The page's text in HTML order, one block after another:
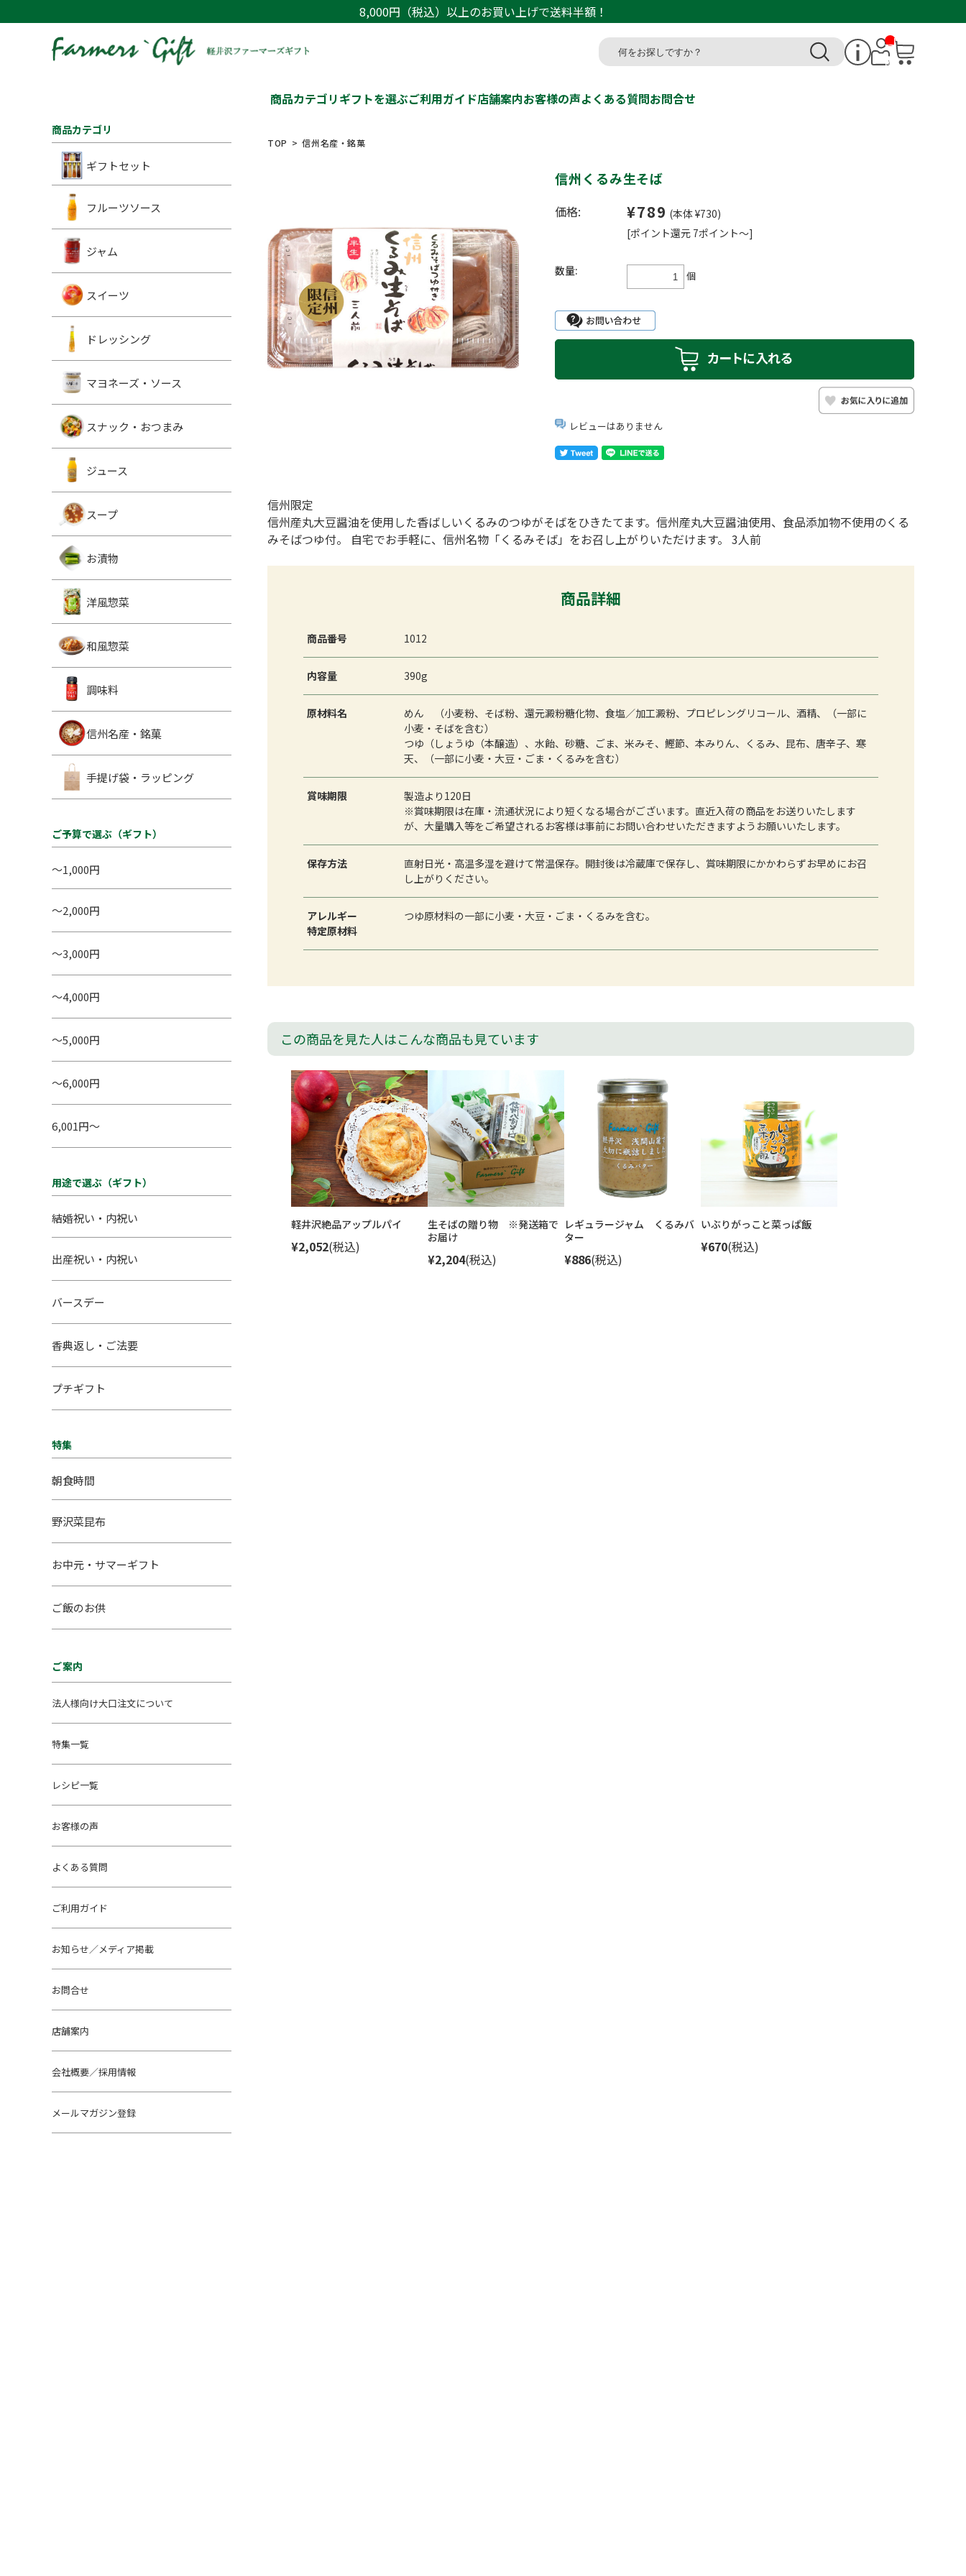
8,000円（税込）以上のお買い上げで送料半額！
__I
T
M_
商品カテゴリギフトを選ぶご利用ガイド店舗案内お客様の声よくある質問お問合せ
TOP 信州名産・銘菓
信州くるみ生そば
価格: ¥789 (本体 ¥730)
[ポイント還元 7ポイント～]
数量: 個
レビューはありません
信州限定
信州産丸大豆醤油を使用した香ばしいくるみのつゆがそばをひきたてます。信州産丸大豆醤油使用、食品添加物不使用のくる
みそばつゆ付。 自宅でお手軽に、信州名物「くるみそば」をお召し上がりいただけます。 3人前
商品詳細
商品番号 1012
内容量 390g
原材料名
めん （小麦粉、そば粉、還元澱粉糖化物、食塩／加工澱粉、プロピレングリコール、酒精、（一部に
小麦・そばを含む）
つゆ（しょうゆ（本醸造）、水飴、砂糖、ごま、米みそ、鰹節、本みりん、くるみ、昆布、唐辛子、寒
天、（一部に小麦・大豆・ごま・くるみを含む）
賞味期限
製造より120日
※賞味期限は在庫・流通状況により短くなる場合がございます。直近入荷の商品をお送りいたします
が、大量購入等をご希望されるお客様は事前にお問い合わせいただきますようお願いいたします。
保存方法
直射日光・高温多湿を避けて常温保存。開封後は冷蔵庫で保存し、賞味期限にかかわらずお早めにお召
し上がりください。
アレルギー
特定原材料
つゆ原材料の一部に小麦・大豆・ごま・くるみを含む。
この商品を見た人はこんな商品も見ています
軽井沢絶品アップルパイ
¥2,052(税込)
生そばの贈り物 ※発送箱で
お届け
¥2,204(税込)
レギュラージャム くるみバ
ター
¥886(税込)
いぶりがっこと菜っぱ飯
¥670(税込)
商品カテゴリ
ギフトセット
フルーツソース
ジャム
スイーツ
ドレッシング
マヨネーズ・ソース
スナック・おつまみ
ジュース
スープ
お漬物
洋風惣菜
和風惣菜
調味料
信州名産・銘菓
手提げ袋・ラッピング
ご予算で選ぶ（ギフト）
～1,000円
～2,000円
～3,000円
～4,000円
～5,000円
～6,000円
6,001円～
用途で選ぶ（ギフト）
結婚祝い・内祝い
出産祝い・内祝い
バースデー
香典返し・ご法要
プチギフト
特集
朝食時間
野沢菜昆布
お中元・サマーギフト
ご飯のお供
ご案内
法人様向け大口注文について
特集一覧
レシピ一覧
お客様の声
よくある質問
ご利用ガイド
お知らせ／メディア掲載
お問合せ
店舗案内
会社概要／採用情報
メールマガジン登録